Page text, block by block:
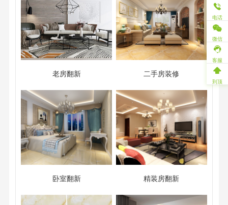
老房翻新 二手房装修
卧室翻新 精装房翻新
电话
微信
客服
到顶